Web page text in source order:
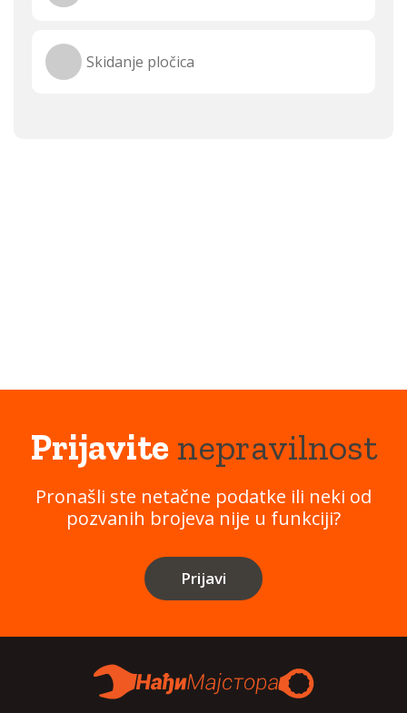
Skidanje pločica
Prijavitenepravilnost
Pronašli ste netačne podatke ili neki od
pozvanih brojeva nije u funkciji?
Prijavi